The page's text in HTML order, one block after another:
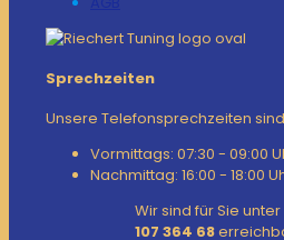
Sprechzeiten
Unsere Telefonsprechzeiten
Vormittags: 07:30 - 09:00
Nachmittag: 16:00 - 18:00
Wir sind für Sie unter
107 364 68